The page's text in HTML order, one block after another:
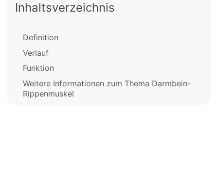
Inhaltsverzeichnis
Definition
Verlauf
Funktion
Weitere Informationen zum Thema Darmbein-
Rippenmuskel